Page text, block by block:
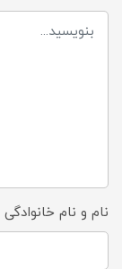
نام و نام خانوادگی